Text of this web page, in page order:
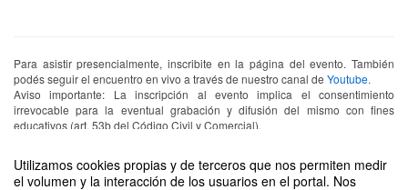
Utilizamos cookies propias y de terceros que nos permiten medir
el volumen y la interacción de los usuarios en el portal. Nos
Para asistir presencialmente, inscribite en la página del evento. También
podés seguir el encuentro en vivo a través de nuestro canal de Youtube.
Aviso importante: La inscripción al evento implica el consentimiento
irrevocable para la eventual grabación y difusión del mismo con fines
educativos (art. 53b del Código Civil y Comercial).